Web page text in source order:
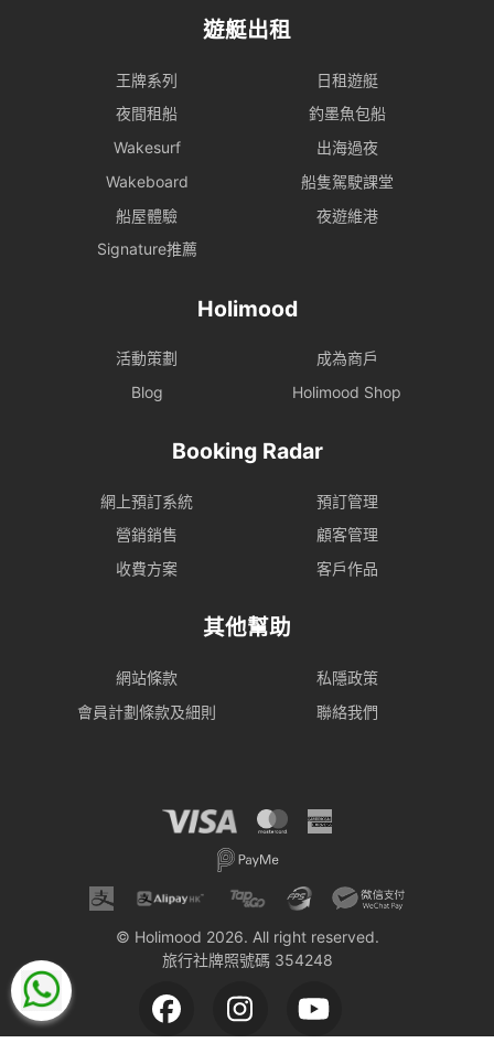
遊艇出租
王牌系列
日租遊艇
夜間租船
釣墨魚包船
Wakesurf
出海過夜
Wakeboard
船隻駕駛課堂
船屋體驗
夜遊維港
Signature推薦
Holimood
活動策劃
成為商戶
Blog
Holimood Shop
Booking Radar
網上預訂系統
預訂管理
營銷銷售
顧客管理
收費方案
客戶作品
其他幫助
網站條款
私隱政策
會員計劃條款及細則
聯絡我們
© Holimood 2026. All right reserved.
旅行社牌照號碼 354248